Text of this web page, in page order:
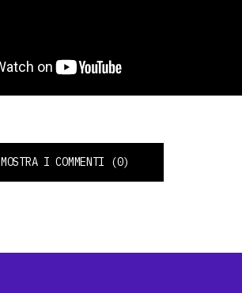
MOSTRA I COMMENTI (0)